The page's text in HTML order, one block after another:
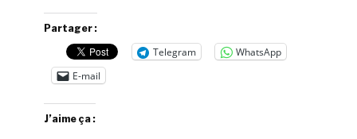
Partager :
Telegram
WhatsApp
E-mail
J’aime ça :